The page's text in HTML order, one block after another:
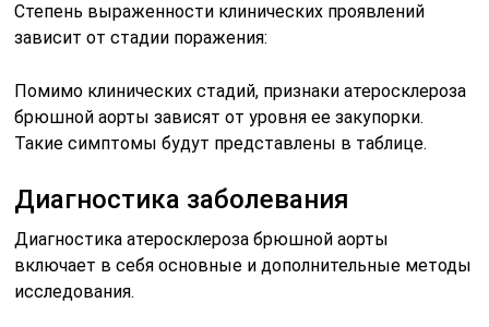
Степень выраженности клинических проявлений
зависит от стадии поражения:
Помимо клинических стадий, признаки атеросклероза
брюшной аорты зависят от уровня ее закупорки.
Такие симптомы будут представлены в таблице.
Диагностика заболевания
Диагностика атеросклероза брюшной аорты
включает в себя основные и дополнительные методы
исследования.